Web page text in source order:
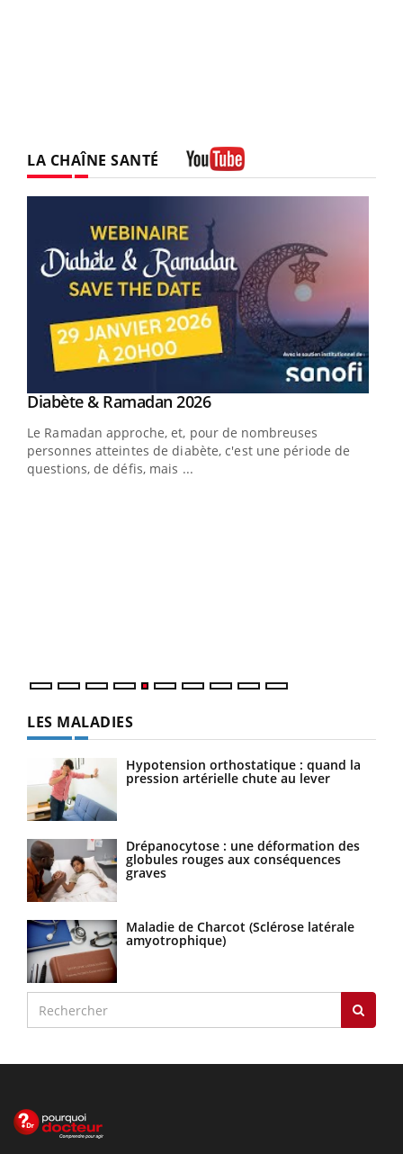
LA CHAÎNE SANTÉ
Youtube
Diabète & Ramadan 2026Youtube
Le Ramadan approche, et, pour de nombreuses
personnes atteintes de diabète, c'est une période de
questions, de défis, mais ...
Youtube
Un « jumeau numérique » pour faciliter l’accès
Un établissement lié à un groupe mutualiste innove en
matière de bilan de santé : l'utilisation d'un « jumeau
LES MALADIES
Hypotension orthostatique : quand la
pression artérielle chute au lever
Drépanocytose : une déformation des
globules rouges aux conséquences
graves
Maladie de Charcot (Sclérose latérale
amyotrophique)